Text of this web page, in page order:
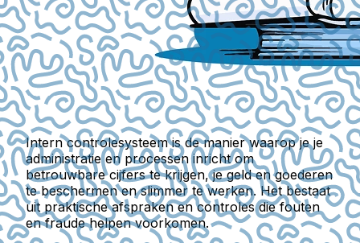
Intern controlesysteemis de manier waarop je je
administratie en processen inricht om
betrouwbare cijfers te krijgen, je geld en goederen
te beschermen en slimmer te werken. Het bestaat
uit praktische afspraken en controles die fouten
en fraude helpen voorkomen.